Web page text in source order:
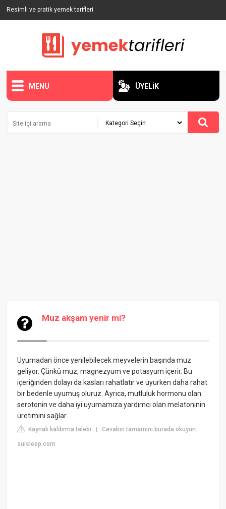
Resimli ve pratik yemek tarifleri
MENU ÜYELİK
Muz akşam yenir mi?
Uyumadan önce yenilebilecek meyvelerin başında muz
geliyor. Çünkü muz, magnezyum ve potasyum içerir. Bu
içeriğinden dolayı da kasları rahatlatır ve uyurken daha rahat
bir bedenle uyumuş oluruz. Ayrıca, mutluluk hormonu olan
serotonin ve daha iyi uyumamıza yardımcı olan melatoninin
üretimini sağlar.
Kaynak kaldırma talebi |Cevabın tamamını burada okuyun:
suisleep.com